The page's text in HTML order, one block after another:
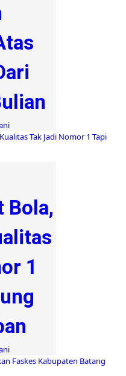
Bola,
1